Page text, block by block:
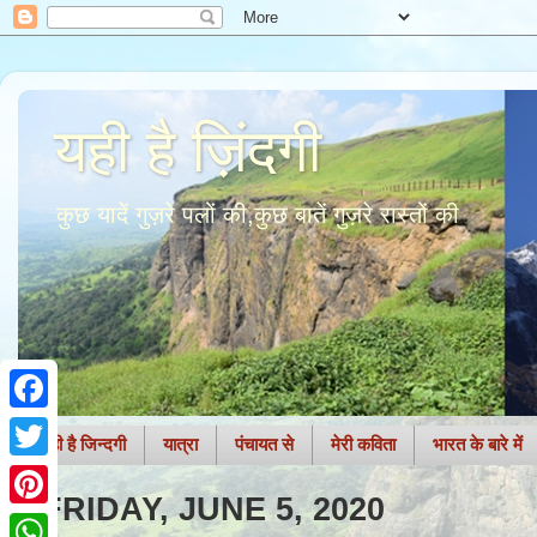
यही है ज़िंदगी
कुछ यादें गुज़रे पलों की,कुछ बातें गुज़रे रास्तों की
यही है जिन्दगी यात्रा पंचायत से मेरी कविता भारत के बारे में
FRIDAY, JUNE 5, 2020
F
a
c
T
w
P